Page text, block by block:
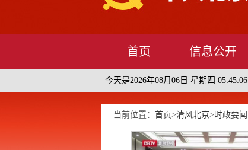
首页 信息公开
今天是2026年08月06日 星期四 05:45:06
当前位置： 首页>清风北京> 时政要闻